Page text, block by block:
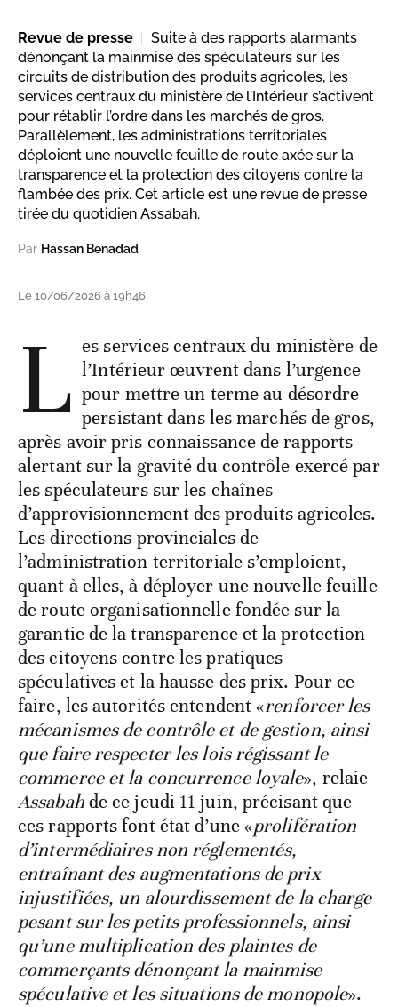
Revue de presse
Suite à des rapports alarmants
dénonçant la mainmise des spéculateurs sur les
circuits de distribution des produits agricoles, les
services centraux du ministère de l’Intérieur s’activent
pour rétablir l’ordre dans les marchés de gros.
Parallèlement, les administrations territoriales
déploient une nouvelle feuille de route axée sur la
transparence et la protection des citoyens contre la
flambée des prix. Cet article est une revue de presse
tirée du quotidien Assabah.
Par Hassan Benadad
Le 10/06/2026 à 19h46
L es services centraux du ministère de
l’Intérieur œuvrent dans l’urgence
pour mettre un terme au désordre
persistant dans les marchés de gros,
après avoir pris connaissance de rapports
alertant sur la gravité du contrôle exercé par
les spéculateurs sur les chaînes
d’approvisionnement des produits agricoles.
Les directions provinciales de
l’administration territoriale s’emploient,
quant à elles, à déployer une nouvelle feuille
de route organisationnelle fondée sur la
garantie de la transparence et la protection
des citoyens contre les pratiques
spéculatives et la hausse des prix. Pour ce
faire, les autorités entendent «renforcer les
mécanismes de contrôle et de gestion, ainsi
que faire respecter les lois régissant le
commerce et la concurrence loyale», relaie
Assabahde ce jeudi 11 juin, précisant que
ces rapports font état d’une «prolifération
d’intermédiaires non réglementés,
entraînant des augmentations de prix
injustifiées, un alourdissement de la charge
pesant sur les petits professionnels, ainsi
qu’une multiplication des plaintes de
commerçants dénonçant la mainmise
spéculative et les situations de monopole».